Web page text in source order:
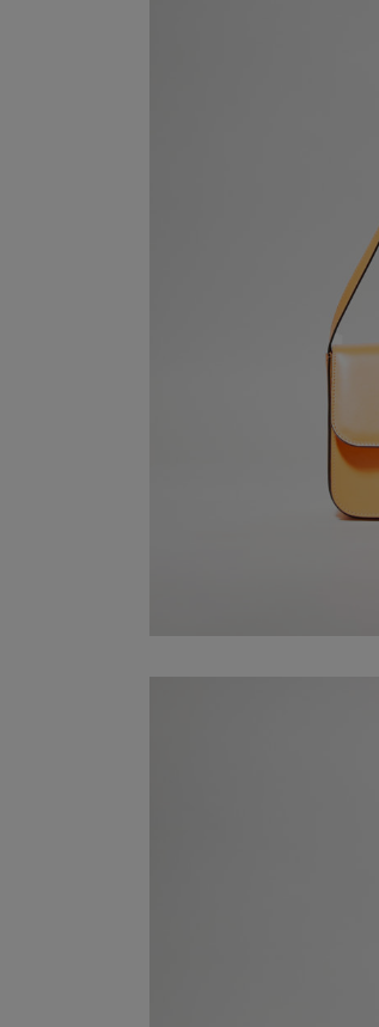
SOFIA
SOFIA LARGE UNISCE LINEE
RAFFINATA PENSATA